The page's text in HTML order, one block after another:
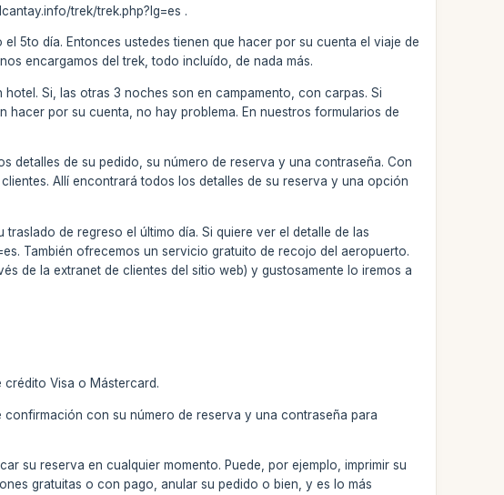
trek/trek.php?lg=es .
5to día. Entonces ustedes tienen que hacer por su cuenta el viaje de
encargamos del trek, todo incluído, de nada más.
Si, las otras 3 noches son en campamento, con carpas. Si
por su cuenta, no hay problema. En nuestros formularios de
detalles de su pedido, su número de reserva y una contraseña. Con
Allí encontrará todos los detalles de su reserva y una opción
de regreso el último día. Si quiere ver el detalle de las
También ofrecemos un servicio gratuito de recojo del aeropuerto.
de la extranet de clientes del sitio web) y gustosamente lo iremos a
Visa o Mástercard.
con su número de reserva y una contraseña para
su reserva en cualquier momento. Puede, por ejemplo, imprimir su
gratuitas o con pago, anular su pedido o bien, y es lo más